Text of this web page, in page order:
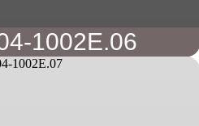
1002E.06